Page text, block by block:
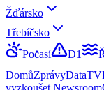
Žďársko
Třebíčsko
Počasí
D1
DomůZprávyDataTV
vyzkoušet Newsroom